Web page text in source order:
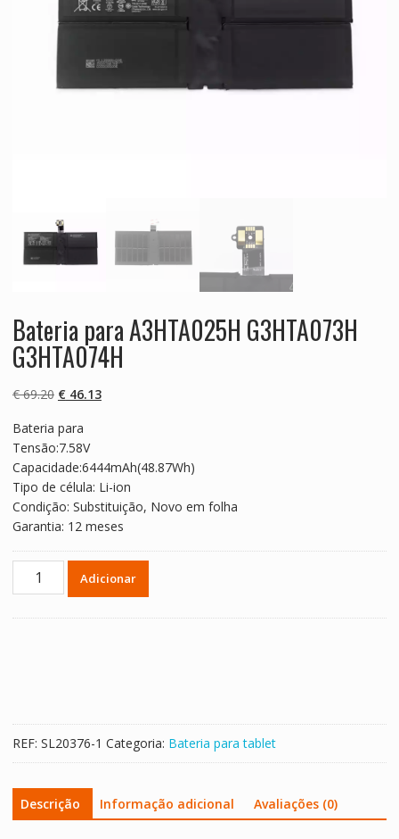
Bateria para A3HTA025H G3HTA073H
G3HTA074H
€69.20 O
original
era:
€ 69.20.
€46.13O
€ 46.13.
Bateria para
Tensão:7.58V
Capacidade:6444mAh(48.87Wh)
Tipo de célula: Li-ion
Condição: Substituição, Novo em folha
Garantia: 12 meses
Quantidade
Adicionar
REF: SL20376-1 Categoria: Bateria para tablet
Descrição Informação adicional Avaliações (0)